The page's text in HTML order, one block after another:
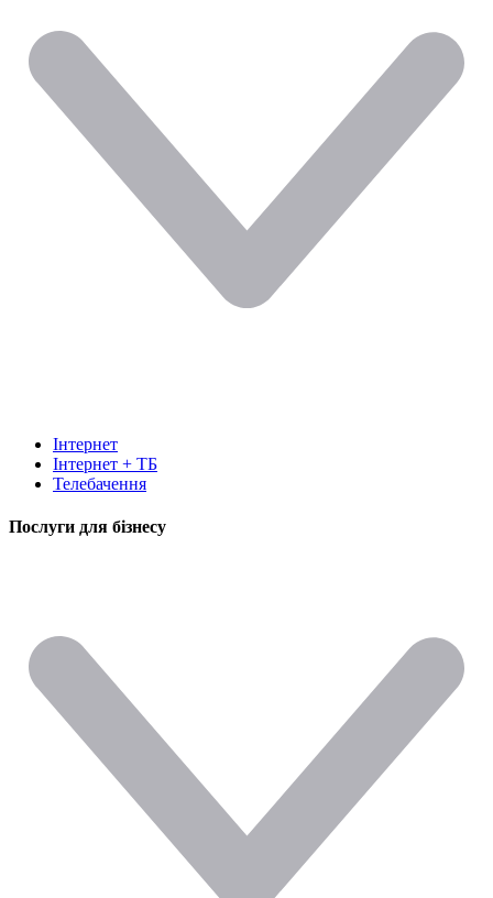
Інтернет
Інтернет + ТБ
Телебачення
Послуги для бізнесу